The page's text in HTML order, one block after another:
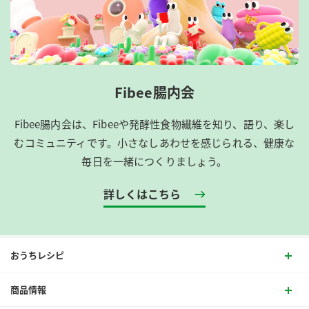
Fibee腸内会
Fibee腸内会は、​Fibeeや発酵性食物繊維を知り、語り、楽し
むコミュニティです。​小さなしあわせを感じられる、健康な
毎日を一緒につくりましょう。
詳しくはこちら
おうちレシピ
商品情報